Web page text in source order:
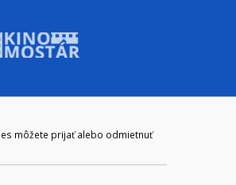
môžete prijať alebo odmietnuť
Brezno